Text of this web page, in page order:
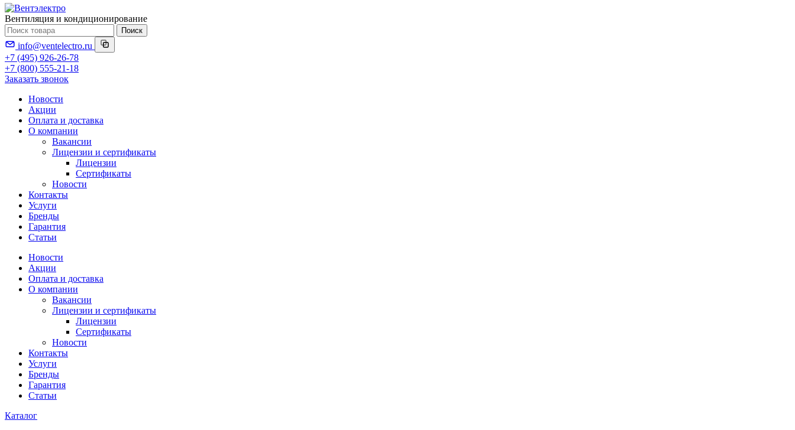
Вентиляция и кондиционирование
Поиск
info@ventelectro.ru
+7 (495) 926-26-78
+7 (800) 555-21-18
Заказать звонок
Новости
Акции
Оплата и доставка
О компании
Вакансии
Лицензии и сертификаты
Лицензии
Сертификаты
Новости
Контакты
Услуги
Бренды
Гарантия
Статьи
Новости
Акции
Оплата и доставка
О компании
Вакансии
Лицензии и сертификаты
Лицензии
Сертификаты
Новости
Контакты
Услуги
Бренды
Гарантия
Статьи
Каталог